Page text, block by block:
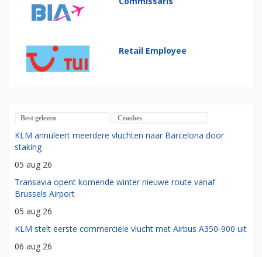
Retail Employee
Best gelezen Crashes
KLM annuleert meerdere vluchten naar Barcelona door
staking
05 aug 26
Transavia opent komende winter nieuwe route vanaf
Brussels Airport
05 aug 26
KLM stelt eerste commerciële vlucht met Airbus A350-900 uit
06 aug 26